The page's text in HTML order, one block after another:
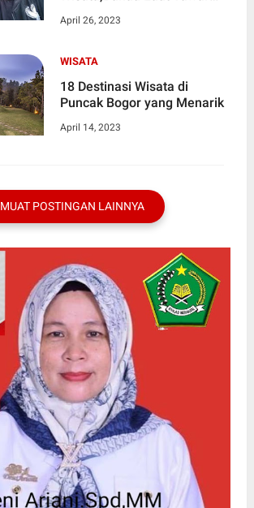
SPA Beri Himbauan
April 26, 2023
WISATA
18 Destinasi Wisata di
Puncak Bogor yang Menarik
April 14, 2023
MUAT POSTINGAN LAINNYA